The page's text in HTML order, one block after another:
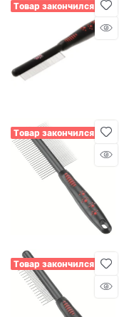
Товар закончился
Товар закончился
Товар закончился